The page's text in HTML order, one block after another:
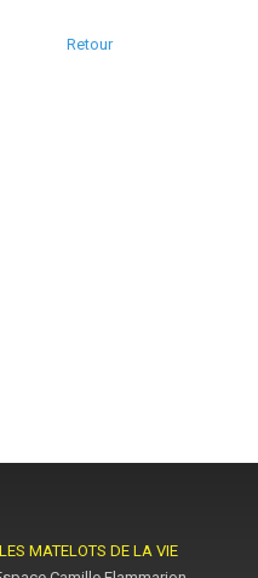
Retour
MATELOTS DE LA VIE